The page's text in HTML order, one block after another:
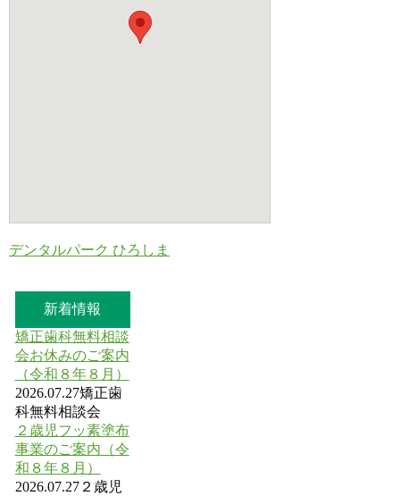
デンタルパーク ひろしま
新着情報
矯正歯科無料相談
会お休みのご案内
（令和８年８月）
2026.07.27矯正歯
科無料相談会
２歳児フッ素塗布
事業のご案内（令
和８年８月）
2026.07.27２歳児